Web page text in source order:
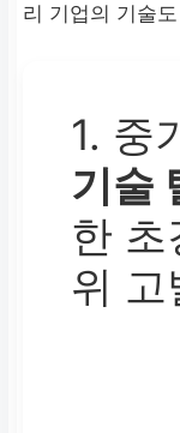
리 기업의 기술
1. 중
기술
한 초
위 고